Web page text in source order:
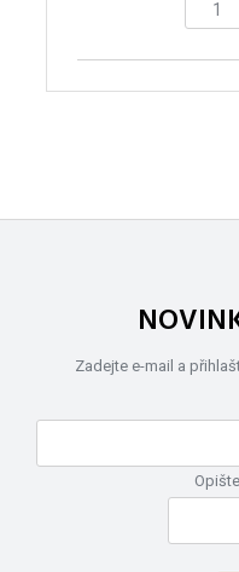
Zadejte e-mail a